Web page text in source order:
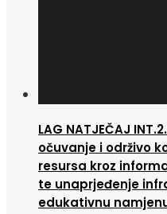
LAG NATJEČAJ
očuvanje i održivo
resursa kroz
te unaprjeđenje
edukativnu